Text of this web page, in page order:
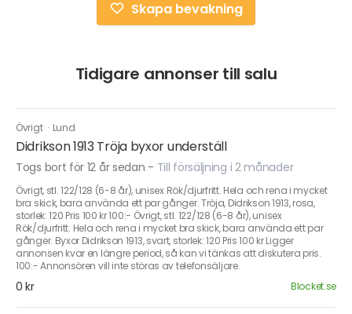
Skapa bevakning
Tidigare annonser till salu
Övrigt · Lund
Didrikson 1913 Tröja byxor underställ
Togs bort för 12 år sedan - Till försäljning i 2 månader
Övrigt, stl. 122/128 (6-8 år), unisex Rök/djurfritt. Hela och rena i mycket
bra skick, bara använda ett par gånger. Tröja, Didrikson 1913, rosa,
storlek: 120 Pris 100 kr 100:- Övrigt, stl. 122/128 (6-8 år), unisex
Rök/djurfritt. Hela och rena i mycket bra skick, bara använda ett par
gånger. Byxor Didrikson 1913, svart, storlek: 120 Pris 100 kr Ligger
annonsen kvar en längre period, så kan vi tänkas att diskutera pris.
100:- Annonsören vill inte störas av telefonsäljare.
0 kr Blocket.se